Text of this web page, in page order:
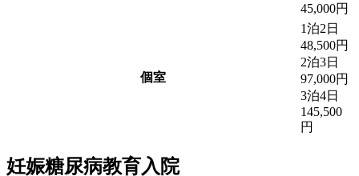
45,000円
個室
1泊2日
48,500円
2泊3日
97,000円
3泊4日
145,500
円
妊娠糖尿病教育入院